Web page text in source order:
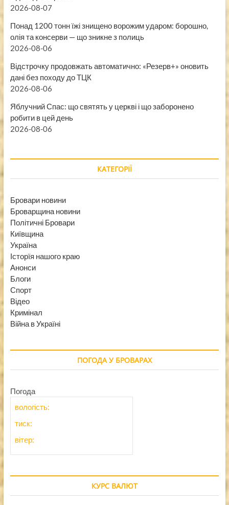
2026-08-07
Понад 1200 тонн їжі знищено ворожим ударом: борошно,
олія та консерви — що зникне з полиць
2026-08-06
Відстрочку продовжать автоматично: «Резерв+» оновить
дані без походу до ТЦК
2026-08-06
Яблучний Спас: що святять у церкві і що заборонено
робити в цей день
2026-08-06
КАТЕГОРІЇ
Бровари новини
Броварщина новини
Політичні Бровари
Київщина
Україна
Історїя нашого краю
Анонси
Блоги
Спорт
Відео
Кримінал
Війна в Україні
ПОГОДА У БРОВАРАХ
Погода
вологість:
тиск:
вітер:
КУРС ВАЛЮТ